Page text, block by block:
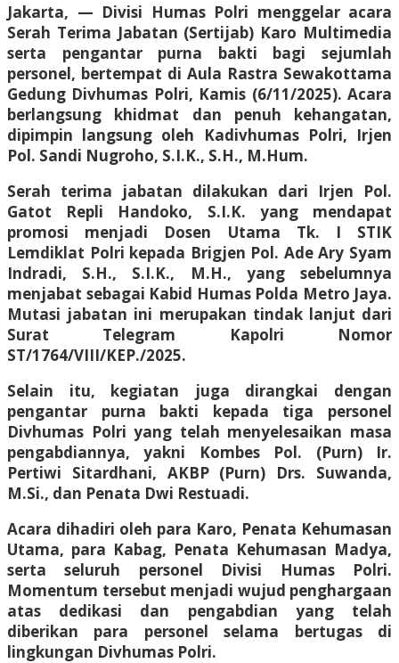
Jakarta, — Divisi Humas Polri menggelar acara
Serah Terima Jabatan (Sertijab) Karo Multimedia
serta pengantar purna bakti bagi sejumlah
personel, bertempat di Aula Rastra Sewakottama
Gedung Divhumas Polri, Kamis (6/11/2025). Acara
berlangsung khidmat dan penuh kehangatan,
dipimpin langsung oleh Kadivhumas Polri, Irjen
Pol. Sandi Nugroho, S.I.K., S.H., M.Hum.
Serah terima jabatan dilakukan dari Irjen Pol.
Gatot Repli Handoko, S.I.K. yang mendapat
promosi menjadi Dosen Utama Tk. I STIK
Lemdiklat Polri kepada Brigjen Pol. Ade Ary Syam
Indradi, S.H., S.I.K., M.H., yang sebelumnya
menjabat sebagai Kabid Humas Polda Metro Jaya.
Mutasi jabatan ini merupakan tindak lanjut dari
Surat Telegram Kapolri Nomor
ST/1764/VIII/KEP./2025.
Selain itu, kegiatan juga dirangkai dengan
pengantar purna bakti kepada tiga personel
Divhumas Polri yang telah menyelesaikan masa
pengabdiannya, yakni Kombes Pol. (Purn) Ir.
Pertiwi Sitardhani, AKBP (Purn) Drs. Suwanda,
M.Si., dan Penata Dwi Restuadi.
Acara dihadiri oleh para Karo, Penata Kehumasan
Utama, para Kabag, Penata Kehumasan Madya,
serta seluruh personel Divisi Humas Polri.
Momentum tersebut menjadi wujud penghargaan
atas dedikasi dan pengabdian yang telah
diberikan para personel selama bertugas di
lingkungan Divhumas Polri.